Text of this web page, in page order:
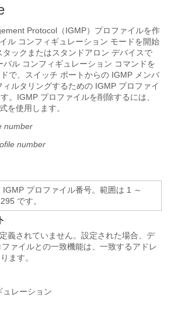
Protocol（IGMP）プロファイルを作
ル コンフィギュレーション モードを開始
タックまたはスタンドアロン デバイスで
バル コンフィギュレーション コマンドを
で、スイッチ ポートからの IGMP メンバ
ルタリングするための IGMP プロファイ
。IGMP プロファイルを削除するには、
を使用します。
number
number
IGMP プロファイル番号。範囲は 1 ～
です。
義されていません。設定された場合、デ
ァイルとの一致機能は、一致するアドレ
ます。
ュレーション